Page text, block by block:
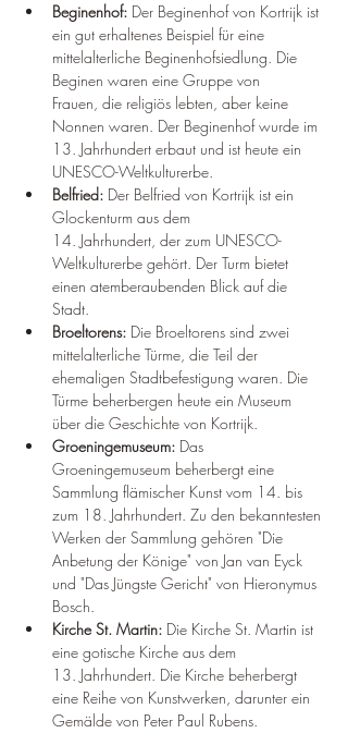
Beginenhof: Der Beginenhof von Kortrijk ist
ein gut erhaltenes Beispiel für eine
mittelalterliche Beginenhofsiedlung. Die
Beginen waren eine Gruppe von
Frauen, die religiös lebten, aber keine
Nonnen waren. Der Beginenhof wurde im
13. Jahrhundert erbaut und ist heute ein
UNESCO-Weltkulturerbe.
Belfried: Der Belfried von Kortrijk ist ein
Glockenturm aus dem
14. Jahrhundert, der zum UNESCO-
Weltkulturerbe gehört. Der Turm bietet
einen atemberaubenden Blick auf die
Stadt.
Broeltorens: Die Broeltorens sind zwei
mittelalterliche Türme, die Teil der
ehemaligen Stadtbefestigung waren. Die
Türme beherbergen heute ein Museum
über die Geschichte von Kortrijk.
Groeningemuseum: Das
Groeningemuseum beherbergt eine
Sammlung flämischer Kunst vom 14. bis
zum 18. Jahrhundert. Zu den bekanntesten
Werken der Sammlung gehören "Die
Anbetung der Könige" von Jan van Eyck
und "Das Jüngste Gericht" von Hieronymus
Bosch.
Kirche St. Martin: Die Kirche St. Martin ist
eine gotische Kirche aus dem
13. Jahrhundert. Die Kirche beherbergt
eine Reihe von Kunstwerken, darunter ein
Gemälde von Peter Paul Rubens.